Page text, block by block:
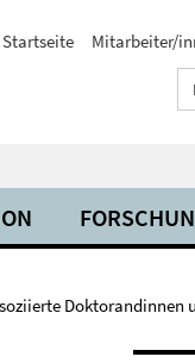
Startseite Mitarbeiter/
Doktorandinnen